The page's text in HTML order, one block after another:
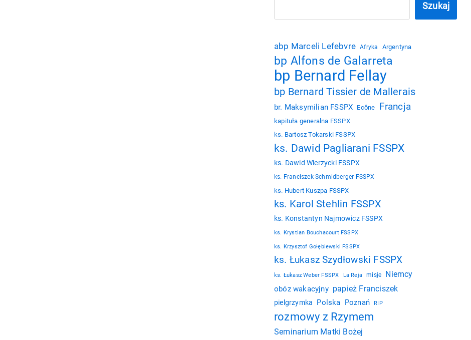
Szukaj
abp Marceli Lefebvre Afryka Argentyna
bp Alfons de Galarreta
bp Bernard Fellay
bp Bernard Tissier de Mallerais
br. Maksymilian FSSPX Ecône Francja
kapituła generalna FSSPX
ks. Bartosz Tokarski FSSPX
ks. Dawid Pagliarani FSSPX
ks. Dawid Wierzycki FSSPX
ks. Franciszek Schmidberger FSSPX
ks. Hubert Kuszpa FSSPX
ks. Karol Stehlin FSSPX
ks. Konstantyn Najmowicz FSSPX
ks. Krystian Bouchacourt FSSPX
ks. Krzysztof Gołębiewski FSSPX
ks. Łukasz Szydłowski FSSPX
ks. Łukasz Weber FSSPX La Reja misje Niemcy
obóz wakacyjny papież Franciszek
pielgrzymka Polska Poznań RIP
rozmowy z Rzymem
Seminarium Matki Bożej